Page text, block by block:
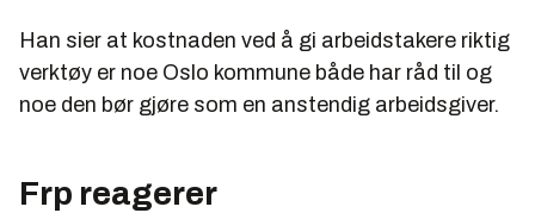
Han sier at kostnaden ved å gi arbeidstakere riktig
verktøy er noe Oslo kommune både har råd til og
noe den bør gjøre som en anstendig arbeidsgiver.
Frp reagerer